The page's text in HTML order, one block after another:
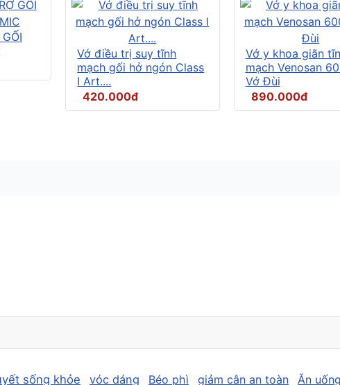
Vớ điều trị suy tĩnh
mạch gối hở ngón Class
I Art....
420.000đ
Vớ y khoa giãn
mạch Venosan
Vớ Đùi
890.000đ
sống khỏe vóc dáng Béo phì giảm cân an toàn Ăn